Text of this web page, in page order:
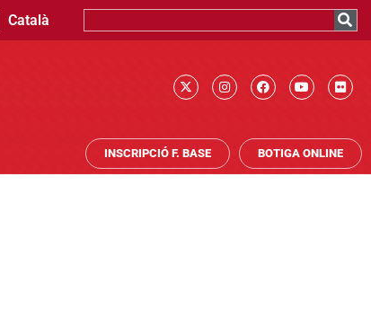
Català
INSCRIPCIÓ F. BASE BOTIGA ONLINE